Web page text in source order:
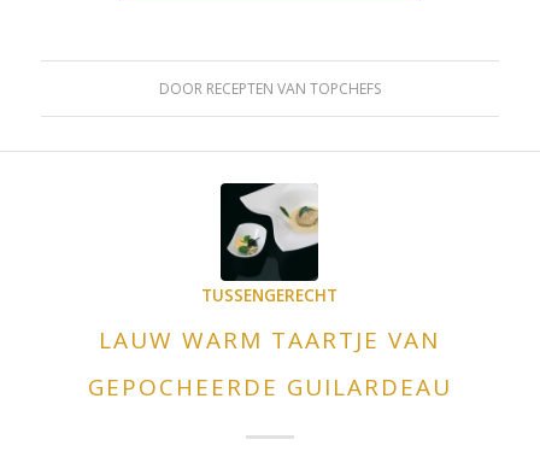
DOOR RECEPTEN VAN TOPCHEFS
TUSSENGERECHT
LAUW WARM TAARTJE VAN
GEPOCHEERDE GUILARDEAU